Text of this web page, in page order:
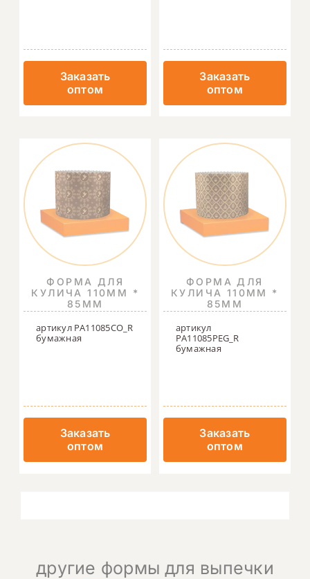
Заказать
оптом
Заказать
оптом
ФОРМА ДЛЯ
КУЛИЧА 110ММ *
85ММ
артикул PA11085CO_R
бумажная
Заказать
оптом
ФОРМА ДЛЯ
КУЛИЧА 110ММ *
85ММ
артикул
PA11085PEG_R
бумажная
Заказать
оптом
другие формы для выпечки